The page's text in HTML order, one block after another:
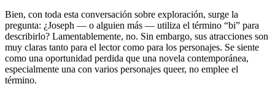
Bien, con toda esta conversación sobre exploración, surge la
pregunta: ¿Joseph — o alguien más — utiliza el término “bi” para
describirlo? Lamentablemente, no. Sin embargo, sus atracciones son
muy claras tanto para el lector como para los personajes. Se siente
como una oportunidad perdida que una novela contemporánea,
especialmente una con varios personajes queer, no emplee el
término.